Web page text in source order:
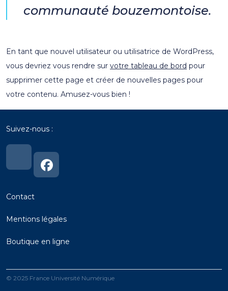
communauté bouzemontoise.
En tant que nouvel utilisateur ou utilisatrice de WordPress,
vous devriez vous rendre sur votre tableau de bord pour
supprimer cette page et créer de nouvelles pages pour
votre contenu. Amusez-vous bien !
Suivez-nous :
Lien
notre
Linkedin
vers
notre
Contact
Mentions légales
Boutique en ligne
© 2025 France Université Numérique